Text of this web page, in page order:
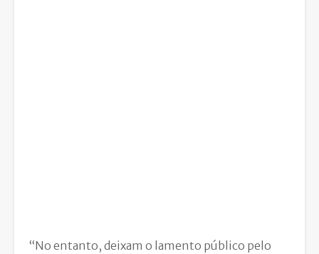
“No entanto, deixam o lamento público pelo